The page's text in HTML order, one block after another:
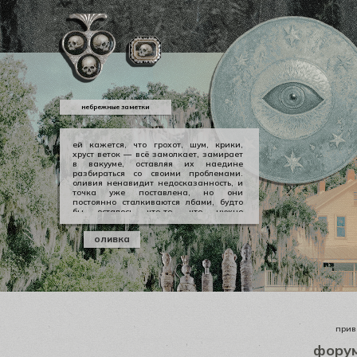
ей кажется, что грохот, шум, крики,
хруст веток — всё замолкает, замирает
в вакууме, оставляя их наедине
разбираться со своими проблемами.
оливия ненавидит недосказанность, и
точка уже поставлена, но они
постоянно сталкиваются лбами, будто
бы осталось что-то, что нужно
произнести вслух, выкричать, выскулить
болезненным визгом, чтобы не
тревожило никогда не заживающей
раной. но оливии нечего сказать
джеральду, а джеральду просто
плевать.
оливка
небрежные заметки